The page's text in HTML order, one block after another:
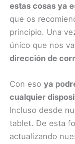
estas cosas ya
que os
principio. Una
único que nos
dirección de
Con eso ya
cualquier
Incluso desde
tablet. De esta
actualizando